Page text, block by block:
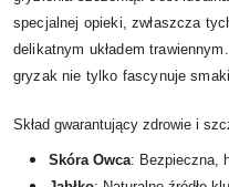
specjalnej opieki, zwłaszcza
delikatnym układem
gryzak nie tylko fascynuje
Skład gwarantujący zdrowie i
Skóra Owca: Bezpieczna,